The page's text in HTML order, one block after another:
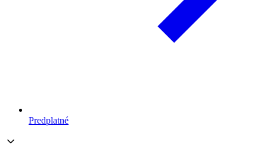
Predplatné